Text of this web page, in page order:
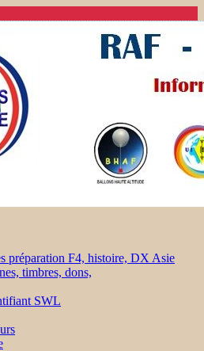
préparation F4, histoire, DX Asie
timbres, dons,
SWL